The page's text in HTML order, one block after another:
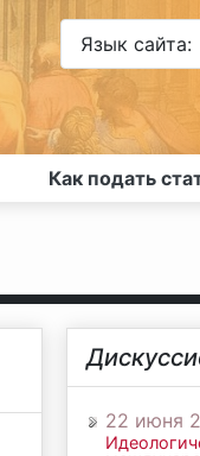
Язык сайта:
Как подать
22 июня